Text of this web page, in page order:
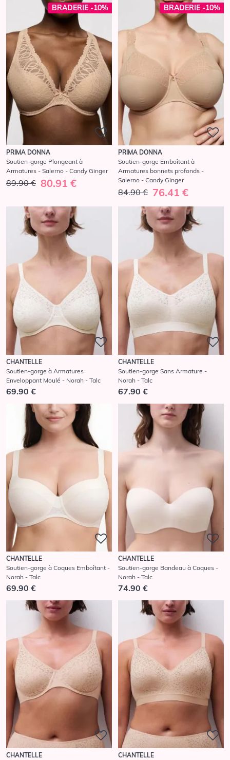
BRADERIE -10%
PRIMA DONNA
Soutien-gorge Plongeant à
Armatures - Salerno - Candy Ginger
89.90 € 80.91 €
BRADERIE -10%
PRIMA DONNA
Soutien-gorge Emboîtant à
Armatures bonnets profonds -
Salerno - Candy Ginger
84.90 € 76.41 €
CHANTELLE
Soutien-gorge à Armatures
Enveloppant Moulé - Norah - Talc
69.90 €
CHANTELLE
Soutien-gorge Sans Armature -
Norah - Talc
67.90 €
CHANTELLE
Soutien-gorge à Coques Emboîtant -
Norah - Talc
69.90 €
CHANTELLE
Soutien-gorge Bandeau à Coques -
Norah - Talc
74.90 €
CHANTELLE
CHANTELLE